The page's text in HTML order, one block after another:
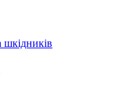
шкідників